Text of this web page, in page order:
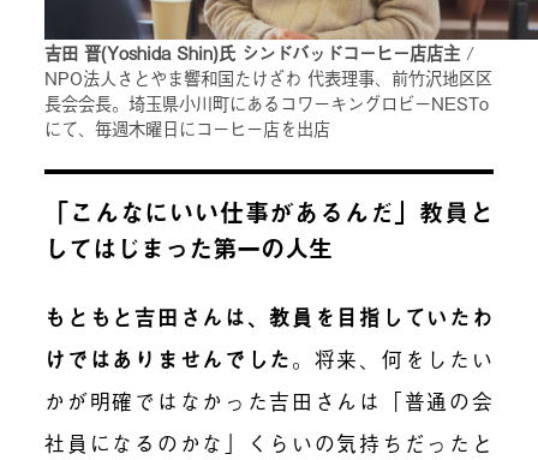
吉田 晋(Yoshida Shin)氏 シンドバッドコーヒー店店主 /
NPO法人さとやま響和国たけざわ 代表理事、前竹沢地区区
長会会長。埼玉県小川町にあるコワーキングロビーNESTo
にて、毎週木曜日にコーヒー店を出店
「こんなにいい仕事があるんだ」教員と
してはじまった第一の人生
もともと吉田さんは、教員を目指していたわ
けではありませんでした。将来、何をしたい
かが明確ではなかった吉田さんは「普通の会
社員になるのかな」くらいの気持ちだったと